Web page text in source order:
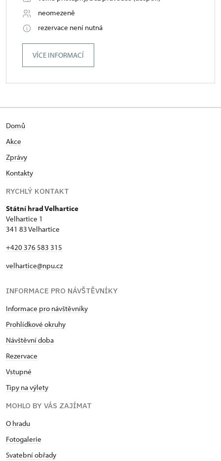
neomezeně
rezervace není nutná
VÍCE INFORMACÍ
Domů
Akce
Zprávy
Kontakty
RYCHLÝ KONTAKT
Státní hrad Velhartice
Velhartice 1
341 83 Velhartice
+420 376 583 315
velhartice@npu.cz
INFORMACE PRO NÁVŠTĚVNÍKY
Informace pro návštěvníky
Prohlídkové okruhy
Návštěvní doba
Rezervace
Vstupné
Tipy na výlety
MOHLO BY VÁS ZAJÍMAT
O hradu
Fotogalerie
Svatební obřady